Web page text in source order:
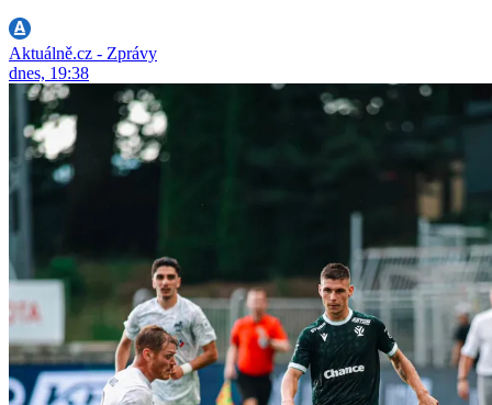
Aktuálně.cz - Zprávy
dnes, 19:38